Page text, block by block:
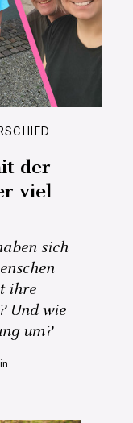
der
viel
sich
ihre
Und wie
um?